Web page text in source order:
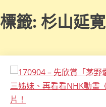
標籤: 杉山延寛